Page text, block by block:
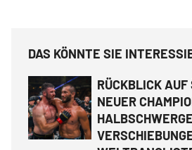
DAS KÖNNTE SIE
RÜCKBLICK
NEUER